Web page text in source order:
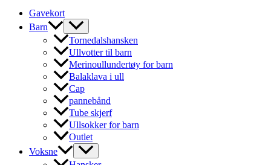
Gavekort
Barn
Tornedalshansken
Ullvotter til barn
Merinoullundertøy for barn
Balaklava i ull
Cap
pannebånd
Tube skjerf
Ullsokker for barn
Outlet
Voksne